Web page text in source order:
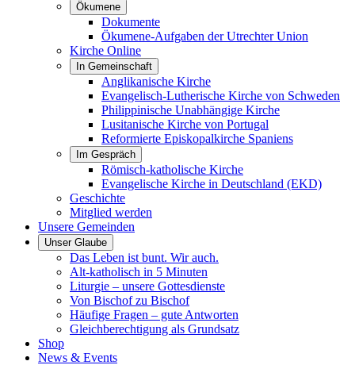
Ökumene
Dokumente
Ökumene-Aufgaben der Utrechter Union
Kirche Online
In Gemeinschaft
Anglikanische Kirche
Evangelisch-Lutherische Kirche von Schweden
Philippinische Unabhängige Kirche
Lusitanische Kirche von Portugal
Reformierte Episkopalkirche Spaniens
Im Gespräch
Römisch-katholische Kirche
Evangelische Kirche in Deutschland (EKD)
Geschichte
Mitglied werden
Unsere Gemeinden
Unser Glaube
Das Leben ist bunt. Wir auch.
Alt-katholisch in 5 Minuten
Liturgie – unsere Gottesdienste
Von Bischof zu Bischof
Häufige Fragen – gute Antworten
Gleichberechtigung als Grundsatz
Shop
News & Events